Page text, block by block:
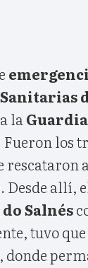
la
Fueron los
. Desde allí,
Salnés
tuvo que
, donde